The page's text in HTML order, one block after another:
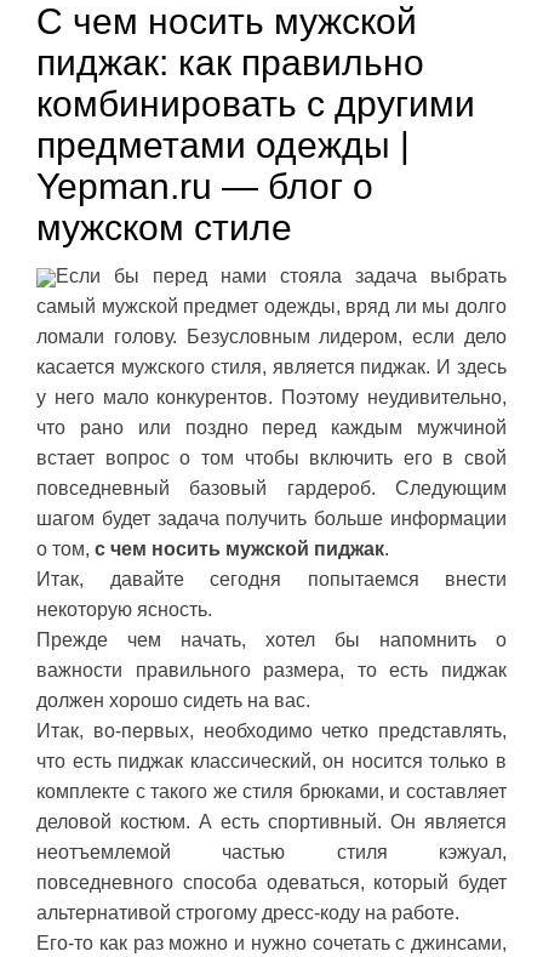
С чем носить мужской
пиджак: как правильно
комбинировать с другими
предметами одежды |
Yepman.ru — блог о
мужском стиле
Если бы перед нами стояла задача выбрать
самый мужской предмет одежды, вряд ли мы долго
ломали голову. Безусловным лидером, если дело
касается мужского стиля, является пиджак. И здесь
у него мало конкурентов. Поэтому неудивительно,
что рано или поздно перед каждым мужчиной
встает вопрос о том чтобы включить его в свой
повседневный базовый гардероб. Следующим
шагом будет задача получить больше информации
о том, с чем носить мужской пиджак.
Итак, давайте сегодня попытаемся внести
некоторую ясность.
Прежде чем начать, хотел бы напомнить о
важности правильного размера, то есть пиджак
должен хорошо сидеть на вас.
Итак, во-первых, необходимо четко представлять,
что есть пиджак классический, он носится только в
комплекте с такого же стиля брюками, и составляет
деловой костюм. А есть спортивный. Он является
неотъемлемой частью стиля кэжуал,
повседневного способа одеваться, который будет
альтернативой строгому дресс-коду на работе.
Его-то как раз можно и нужно сочетать с джинсами,